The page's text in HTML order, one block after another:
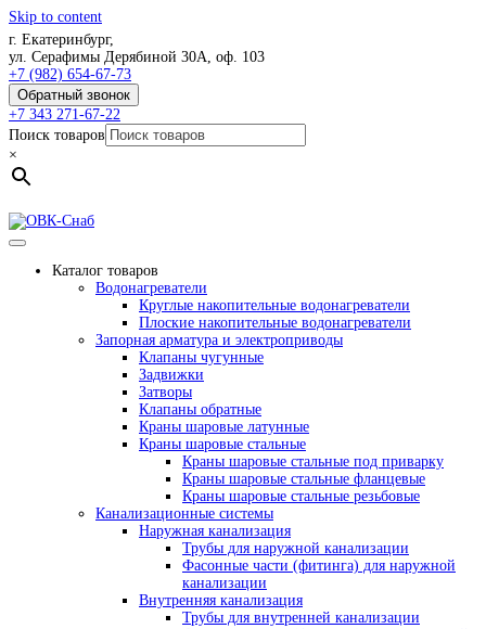
Skip to content
г. Екатеринбург,
ул. Серафимы Дерябиной 30А, оф. 103
+7 (982) 654-67-73
Обратный звонок
+7 343 271-67-22
Поиск товаров
×
Каталог товаров
Водонагреватели
Круглые накопительные водонагреватели
Плоские накопительные водонагреватели
Запорная арматура и электроприводы
Клапаны чугунные
Задвижки
Затворы
Клапаны обратные
Краны шаровые латунные
Краны шаровые стальные
Краны шаровые стальные под приварку
Краны шаровые стальные фланцевые
Краны шаровые стальные резьбовые
Канализационные системы
Наружная канализация
Трубы для наружной канализации
Фасонные части (фитинга) для наружной
канализации
Внутренняя канализация
Трубы для внутренней канализации